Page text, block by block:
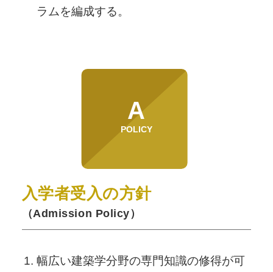
ラムを編成する。
A
POLICY
入学者受入の方針
（Admission Policy）
幅広い建築学分野の専門知識の修得が可